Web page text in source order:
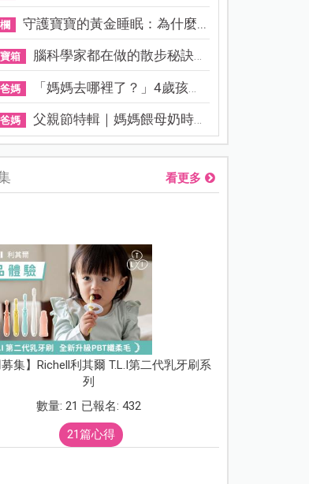
守護寶寶的黃金睡眠：為什麼...
箱 腦科學家都在做的散步秘訣！...
媽 「媽媽去哪裡了？」4歲孩子還...
媽 父親節特輯｜媽媽餵母奶時，...
看更多
募集】Richell利其爾 T.L.I第二代乳牙刷系
列
數量: 21 已報名: 432
21篇心得